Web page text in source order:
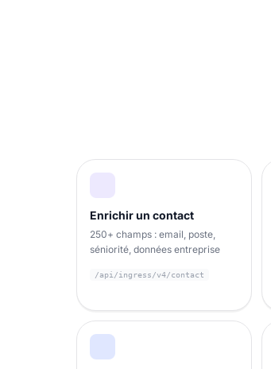
Enrichir un contact
250+ champs : email, poste,
séniorité, données entreprise
/api/ingress/v4/contact